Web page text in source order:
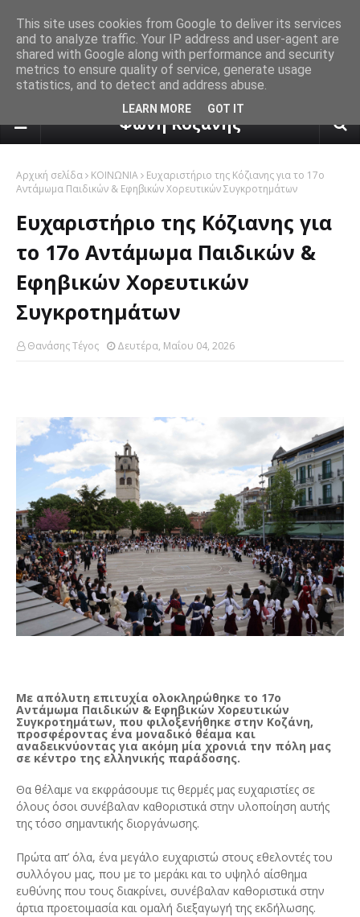
πρόγνωση καιρού από το
Φωνή Κοζάνης
Αρχική σελίδα ΚΟΙΝΩΝΙΑ
Ευχαριστήριο της Κόζιανης για το 17ο
Αντάμωμα Παιδικών & Εφηβικών Χορευτικών Συγκροτημάτων
Ευχαριστήριο της Κόζιανης για
το 17ο Αντάμωμα Παιδικών &
Εφηβικών Χορευτικών
Συγκροτημάτων
Θανάσης Τέγος Δευτέρα, Μαΐου 04, 2026
Με απόλυτη επιτυχία ολοκληρώθηκε το 17ο
Αντάμωμα Παιδικών & Εφηβικών Χορευτικών
Συγκροτημάτων, που φιλοξενήθηκε στην Κοζάνη,
προσφέροντας ένα μοναδικό θέαμα και
αναδεικνύοντας για ακόμη μία χρονιά την πόλη μας
σε κέντρο της ελληνικής παράδοσης.
Θα θέλαμε να εκφράσουμε τις θερμές μας ευχαριστίες σε
όλους όσοι συνέβαλαν καθοριστικά στην υλοποίηση αυτής
της τόσο σημαντικής διοργάνωσης.
Πρώτα απ’ όλα, ένα μεγάλο ευχαριστώ στους εθελοντές του
συλλόγου μας, που με το μεράκι και το υψηλό αίσθημα
ευθύνης που τους διακρίνει, συνέβαλαν καθοριστικά στην
άρτια προετοιμασία και ομαλή διεξαγωγή της εκδήλωσης.
This site uses cookies from Google to deliver its services
and to analyze traffic. Your IP address and user-agent are
shared with Google along with performance and security
metrics to ensure quality of service, generate usage
statistics, and to detect and address abuse.
LEARN MORE GOT IT